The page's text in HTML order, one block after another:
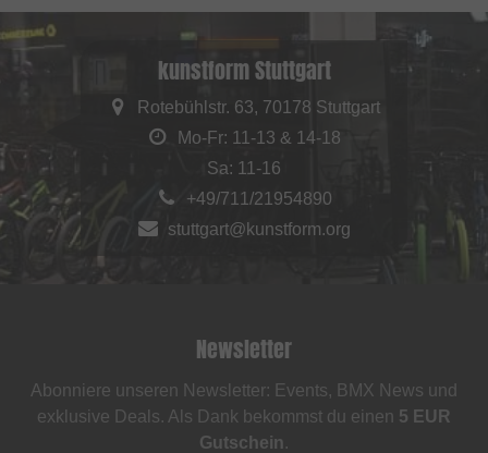
kunstform Stuttgart
Rotebühlstr. 63, 70178 Stuttgart
Mo-Fr: 11-13 & 14-18
Sa: 11-16
+49/711/21954890
stuttgart@kunstform.org
Newsletter
Abonniere unseren Newsletter: Events, BMX News und
exklusive Deals. Als Dank bekommst du einen 5 EUR
Gutschein.